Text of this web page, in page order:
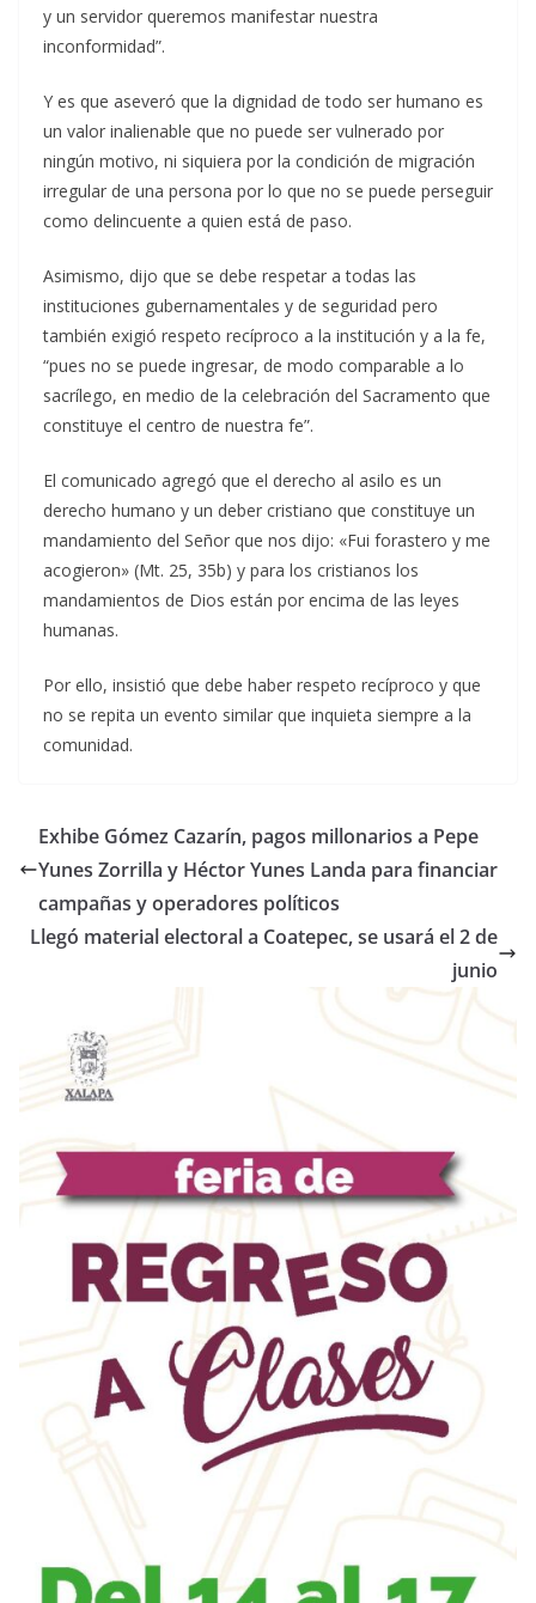
y un servidor queremos manifestar nuestra
inconformidad”.
Y es que aseveró que la dignidad de todo ser humano es
un valor inalienable que no puede ser vulnerado por
ningún motivo, ni siquiera por la condición de migración
irregular de una persona por lo que no se puede perseguir
como delincuente a quien está de paso.
Asimismo, dijo que se debe respetar a todas las
instituciones gubernamentales y de seguridad pero
también exigió respeto recíproco a la institución y a la fe,
“pues no se puede ingresar, de modo comparable a lo
sacrílego, en medio de la celebración del Sacramento que
constituye el centro de nuestra fe”.
El comunicado agregó que el derecho al asilo es un
derecho humano y un deber cristiano que constituye un
mandamiento del Señor que nos dijo: «Fui forastero y me
acogieron» (Mt. 25, 35b) y para los cristianos los
mandamientos de Dios están por encima de las leyes
humanas.
Por ello, insistió que debe haber respeto recíproco y que
no se repita un evento similar que inquieta siempre a la
comunidad.
Exhibe Gómez Cazarín, pagos millonarios a Pepe
Yunes Zorrilla y Héctor Yunes Landa para financiar
campañas y operadores políticos
Llegó material electoral a Coatepec, se usará el 2 de
junio